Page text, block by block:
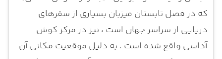
که در فصل تابستان میزبان بسیاری از سفرهای
دریایی از سراسر جهان است ، نیز در مرکز کوش
آداسی واقع شده است . به دلیل موقعیت مکانی آن